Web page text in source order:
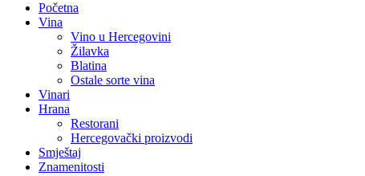
Početna
Vina
Vino u Hercegovini
Žilavka
Blatina
Ostale sorte vina
Vinari
Hrana
Restorani
Hercegovački proizvodi
Smještaj
Znamenitosti